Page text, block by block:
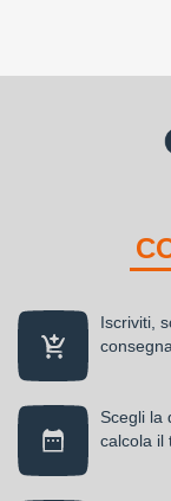
Iscriviti,
Scegli la
calcola il